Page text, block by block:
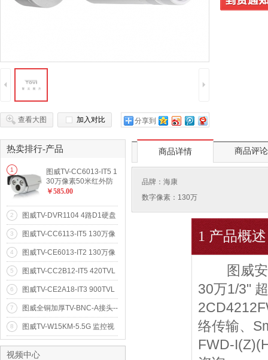
4 5
查看大图 加入对比 分享到
热卖排行-产品
图威TV-CC6013-IT5 1
30万像素50米红外防
水网络高清摄像机(96
￥585.00
1
图威TV-DVR1104 4路D1硬盘
录像机(VGA)(SATA*1)
2
图威TV-CC6113-IT5 130万像
素50米红外防水网络高清摄像
机(960p)
3
图威TV-CE6013-IT2 130万像
素20米红外阵列网络高清摄像
机(960p)
4
图威TV-CC2B12-IT5 420TVL
50米点阵红外摄像机(1/4"Son
y CCD)
5
图威TV-CE2A18-IT3 900TVL
高清30米红外半球摄像机(1/
4"CMOS IR-CUT 低照度)
6
图威全铜加厚TV-BNC-A接头--
全铜Q9头
7
图威TV-W15KM-5.5G 监控视
频10公里无线网络传输器
8
视频中心
商品详情 商品评论
品牌： 海康
数字像素：130万
1 产品概述
图威
30万1/3"
络传输、
FWD-